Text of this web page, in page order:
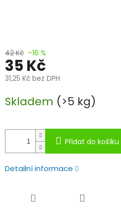
42 Kč –16 %
35 Kč
31,25 Kč bez DPH
cena:
Skladem (>5 kg)
Přidat do košíku
Detailní informace